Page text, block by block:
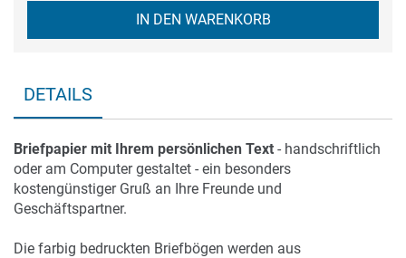
IN DEN WARENKORB
DETAILS
Briefpapier mit Ihrem persönlichen Text - handschriftlich
oder am Computer gestaltet - ein besonders
kostengünstiger Gruß an Ihre Freunde und
Geschäftspartner.
Die farbig bedruckten Briefbögen werden aus